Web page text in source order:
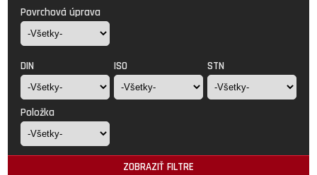
Povrchová úprava
DIN ISO STN
Položka
ZOBRAZIŤ FILTRE